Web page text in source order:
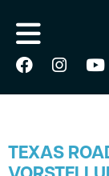
TEXAS